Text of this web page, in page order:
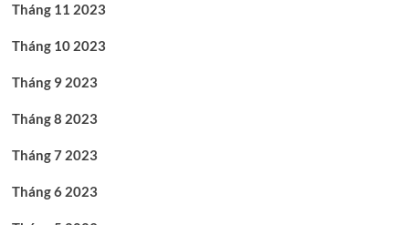
Tháng 11 2023
Tháng 10 2023
Tháng 9 2023
Tháng 8 2023
Tháng 7 2023
Tháng 6 2023